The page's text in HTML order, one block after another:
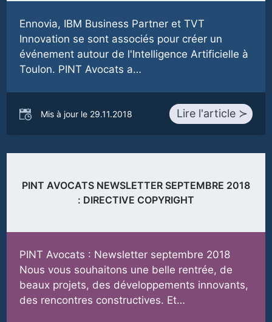
Ennovia, IBM Business Partner et TVT
Innovation se sont associés pour créer un
événement autour de l'Intelligence Artificielle à
Toulon. PINT Avocats a…
Mis à jour le 29.11.2018 Lire l'article ≻
PINT AVOCATS NEWSLETTER SEPTEMBRE 2018
: DIRECTIVE COPYRIGHT
PINT Avocats : Newsletter septembre 2018
Nous vous souhaitons une belle rentrée, de
beaux projets, des développements innovants,
des rencontres constructives. Et…